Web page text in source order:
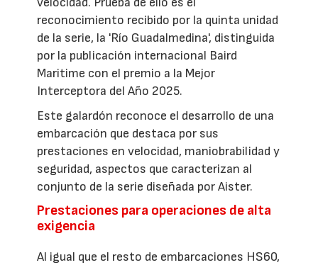
reconocimiento recibido por la quinta unidad
de la serie, la 'Río Guadalmedina', distinguida
por la publicación internacional Baird
Maritime con el premio a la Mejor
Interceptora del Año 2025.
Este galardón reconoce el desarrollo de una
embarcación que destaca por sus
prestaciones en velocidad, maniobrabilidad y
seguridad, aspectos que caracterizan al
conjunto de la serie diseñada por Aister.
Prestaciones para operaciones de alta
exigencia
Al igual que el resto de embarcaciones HS60,